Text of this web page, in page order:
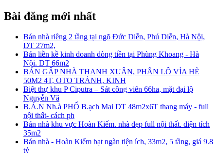
Bài đăng mới nhất
Bán nhà riêng 2 tầng tại ngõ Đức Diễn, Phú Diễn, Hà Nội,
DT 27m2,
Bán liền kề kinh doanh dòng tiền tại Phùng Khoang - Hà
Nội. DT 66m2
BÁN GẤP NHÀ THANH XUÂN, PHÂN LÔ VỈA HÈ
50M2 4T, OTO TRÁNH, KINH
Biệt thự khu P Ciputra – Sát công viên 66ha, mặt đại lộ
Nguyễn Vă
B.Á.N Nh.à PHỐ B.ạch Mai DT 48m2x6T thang máy - full
nội thất- cách ph
Bán nhà khu vực Hoàn Kiếm. nhà đẹp full nội thất. diện tích
35m2
Bán nhà - Hoàn Kiếm bạt ngàn tiện ích, 33m2, 5 tầng, giá 9.8
tỷ